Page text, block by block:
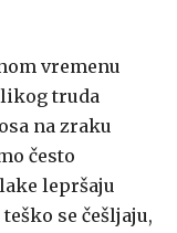
vremenu
truda
na zraku
često
lepršaju
se češljaju,